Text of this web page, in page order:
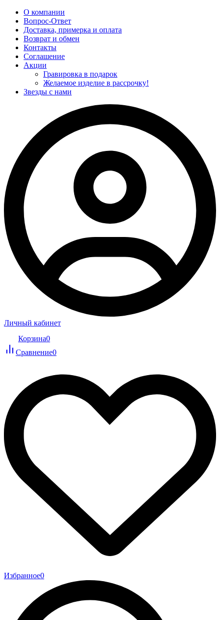
О компании
Вопрос-Ответ
Доставка, примерка и оплата
Возврат и обмен
Контакты
Соглашение
Акции
Гравировка в подарок
Желаемое изделие в рассрочку!
Звезды с нами
Личный кабинет
Корзина0
Сравнение0
Избранное0